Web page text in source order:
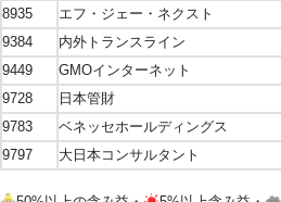
8935
エフ・ジェー・ネクスト
9384
内外トランスライン
9449
GMOインターネット
9728
日本管財
9783
ベネッセホールディングス
9797
大日本コンサルタント